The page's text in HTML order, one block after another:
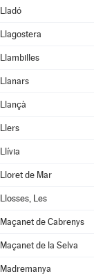
Lladó
Llagostera
Llambilles
Llanars
Llançà
Llers
Llívia
Lloret de Mar
Llosses, Les
Maçanet de Cabrenys
Maçanet de la Selva
Madremanya